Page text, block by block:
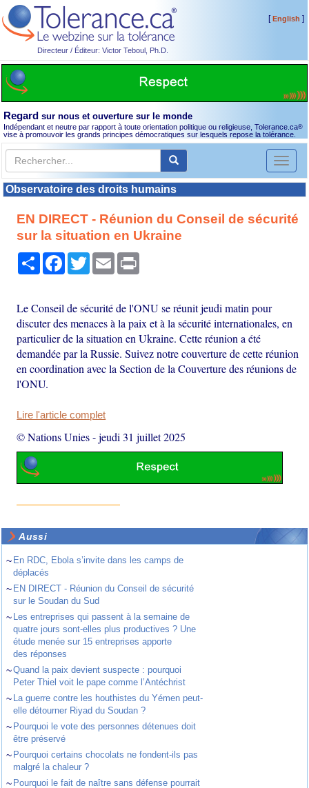
Directeur / Éditeur: Victor Teboul, Ph.D.
[English ]
Regard sur nous et ouverture sur le monde
Indépendant et neutre par rapport à toute orientation politique ou religieuse, Tolerance.ca®
vise à promouvoir les grands principes démocratiques sur lesquels repose la tolérance.
Toggle
Observatoire des droits humains
EN DIRECT - Réunion du Conseil de sécurité
sur la situation en Ukraine
PartagerFacebook
TwitterEmail
Le Conseil de sécurité de l'ONU se réunit jeudi matin pour
discuter des menaces à la paix et à la sécurité internationales, en
particulier de la situation en Ukraine. Cette réunion a été
demandée par la Russie. Suivez notre couverture de cette réunion
en coordination avec la Section de la Couverture des réunions de
l'ONU.
Lire l'article complet
© Nations Unies-jeudi 31 juillet 2025
Aussi
~ En RDC, Ebola s’invite dans les camps de
déplacés
~ EN DIRECT - Réunion du Conseil de sécurité
sur le Soudan du Sud
~ Les entreprises qui passent à la semaine de
quatre jours sont-elles plus productives ? Une
étude menée sur 15 entreprises apporte
des réponses
~Quand la paix devient suspecte : pourquoi
Peter Thiel voit le pape comme l’Antéchrist
~ La guerre contre les houthistes du Yémen peut-
elle détourner Riyad du Soudan ?
~ Pourquoi le vote des personnes détenues doit
être préservé
~ Pourquoi certains chocolats ne fondent-ils pas
malgré la chaleur ?
~ Pourquoi le fait de naître sans défense pourrait